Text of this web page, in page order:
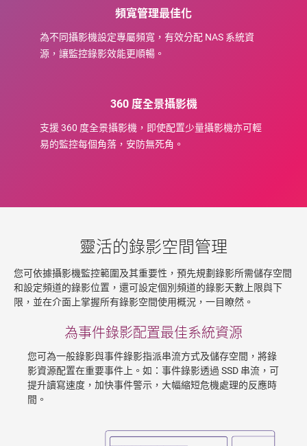
頻寬管理最佳化
為不同攝影機設定專屬頻寬，有效分配 NAS 系統資
源，讓監控錄影效能更順暢。
360 度全景攝影機
支援 360 度全景攝影機，即使配置少量攝影機亦可輕
易的監控每個角落，安防無死角。
靈活的錄影空間管理
您可依據攝影機監控範圍及其重要性，預先規劃錄影所需儲存空間
和設定頻道的錄影位置，還可設定個別頻道的錄影天數上限與下
限，並在介面上掌握所有錄影空間使用概況，一目瞭然。
為事件錄影配置最佳系統資源
您可為一般錄影與事件錄影指派串流方式及儲存空間，將錄
影資源配置在重要事件上。如：事件錄影透過 SSD 串流，可
提升讀寫速度，加快事件警示，大幅縮短危機處理的反應時
間。